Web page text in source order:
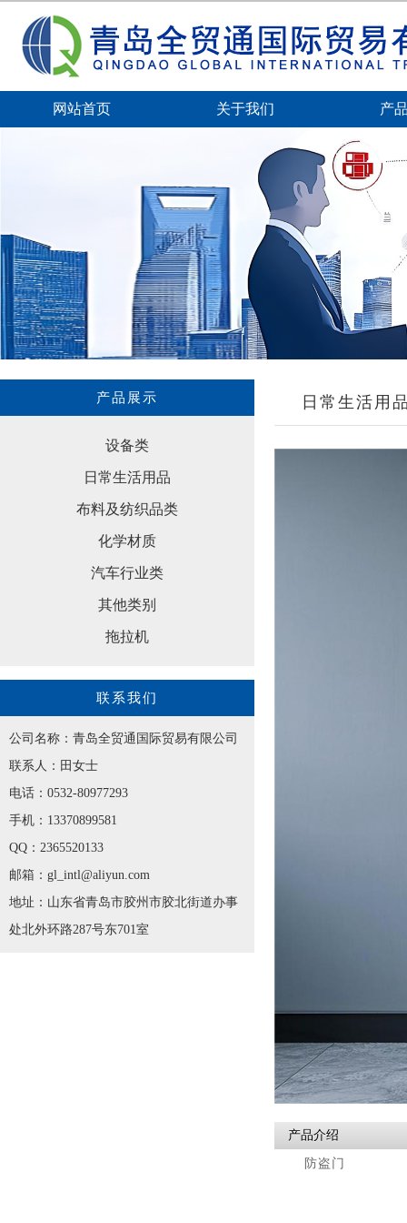
网站首页 关于我们 产
产品展示
设备类
日常生活用品
布料及纺织品类
化学材质
汽车行业类
其他类别
拖拉机
联系我们
公司名称：青岛全贸通国际贸易有限公司
联系人：田女士
电话：0532-80977293
手机：13370899581
QQ：2365520133
邮箱：gl_intl@aliyun.com
地址：山东省青岛市胶州市胶北街道办事
处北外环路287号东701室
日常生活用
产品介绍
防盗门